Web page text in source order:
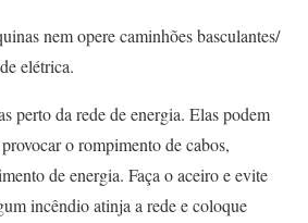
nem opere caminhões basculantes/
elétrica.
perto da rede de energia. Elas podem
o rompimento de cabos,
de energia. Faça o aceiro e evite
incêndio atinja a rede e coloque